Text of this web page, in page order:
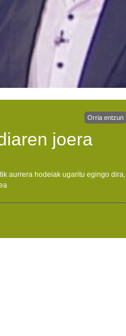
Orria entzun
joera
aurrera hodeiak ugaritu egingo dira,